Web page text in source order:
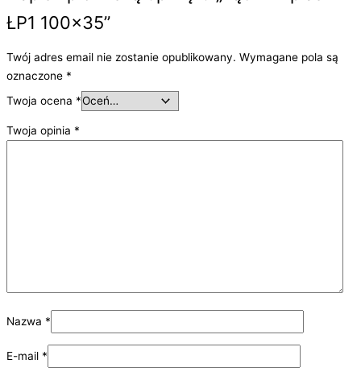
ŁP1 100×35”
Twój adres email nie zostanie opublikowany. Wymagane pola są
oznaczone *
Twoja ocena *
Twoja opinia *
Nazwa *
E-mail *